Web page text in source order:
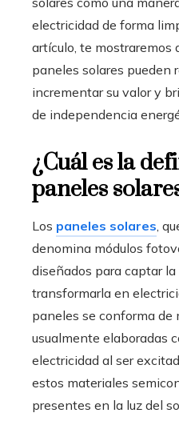
electricidad de forma
artículo, te mostraremos
paneles solares pueden
incrementar su valor y
de independencia
¿Cuál es la
paneles
Los paneles solares ,
denomina módulos
diseñados para captar
transformarla en
paneles se conforma de
usualmente elaboradas
electricidad al ser
estos materiales
presentes en la luz del